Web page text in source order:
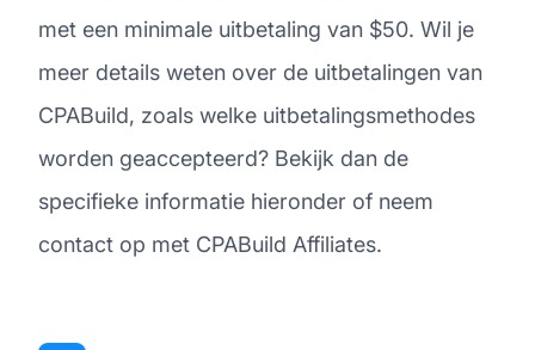
met een minimale uitbetaling van $50. Wil je
meer details weten over de uitbetalingen van
CPABuild, zoals welke uitbetalingsmethodes
worden geaccepteerd? Bekijk dan de
specifieke informatie hieronder of neem
contact op met CPABuild Affiliates.